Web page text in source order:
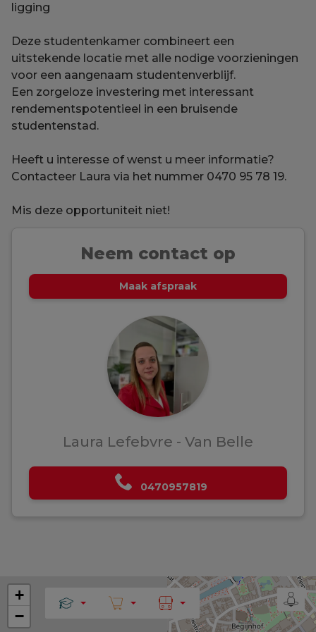
ligging
Deze studentenkamer combineert een
uitstekende locatie met alle nodige voorzieningen
voor een aangenaam studentenverblijf.
Een zorgeloze investering met interessant
rendementspotentieel in een bruisende
studentenstad.
Heeft u interesse of wenst u meer informatie?
Contacteer Laura via het nummer 0470 95 78 19.
Mis deze opportuniteit niet!
Neem contact op
Maak afspraak
Laura Lefebvre - Van Belle
0470957819
+
−